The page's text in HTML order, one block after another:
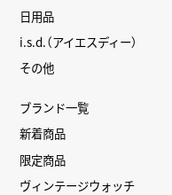
日用品
i.s.d.（アイエスディー）
その他
ブランド一覧
新着商品
限定商品
ヴィンテージウォッチ